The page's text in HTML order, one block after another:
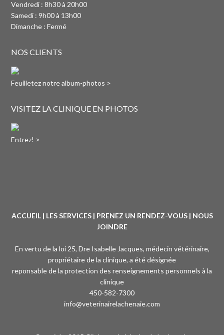
Vendredi : 8h30 à 20h00
Samedi : 9h00 à 13h00
Dimanche : Fermé
NOS CLIENTS
Feuilletez notre album-photos >
VISITEZ LA CLINIQUE EN PHOTOS
Entrez! >
ACCUEIL| LES SERVICES| PRENEZ UN RENDEZ-VOUS| NOUS
JOINDRE
En vertu de la loi 25, Dre Isabelle Jacques, médecin vétérinaire,
propriétaire de la clinique, a été désignée
reponsable de la protection des renseignements personnels à la
clinique
450-582-7300
info@veterinairelachenaie.com